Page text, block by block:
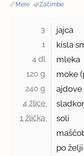
📏Mere · 🌿Začimbe
3 jajca
1 kisla
4 dl mleka
120 g moke
240 g
4 žlice
1 žlička
soli
po